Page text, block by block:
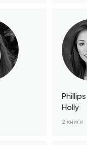
Phillips
Holly
2 книги